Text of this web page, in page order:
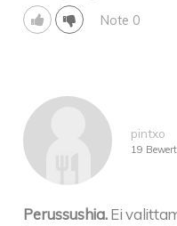
Note 0
pintxo
19
Perussushia. Ei